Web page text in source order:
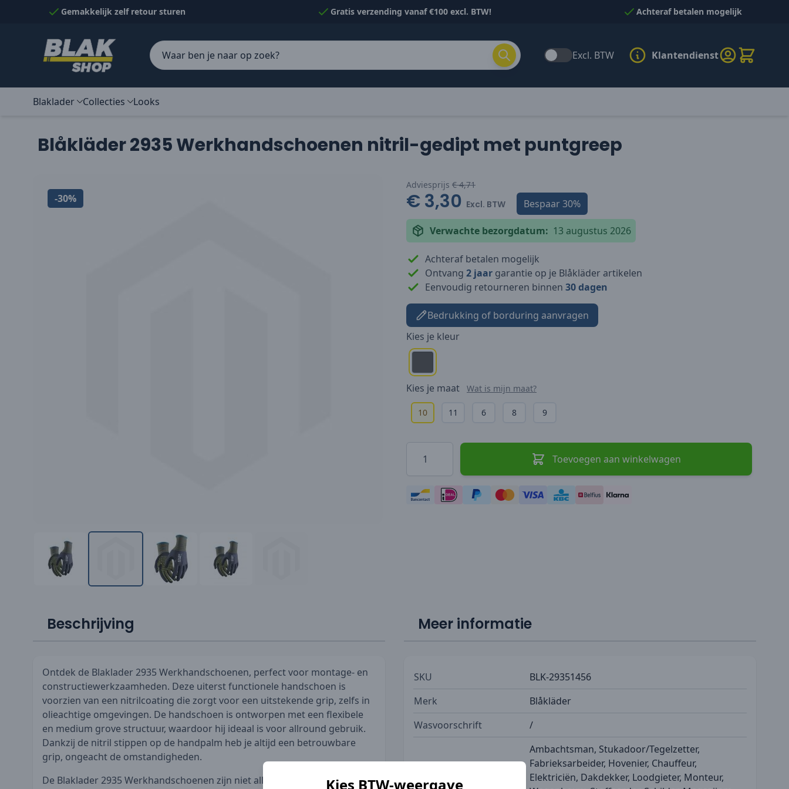
Naar inhoud gaan
Kies BTW-weergave
Gemakkelijk zelf retour sturen Gratis verzending vanaf €100 excl. BTW! Achteraf betalen mogelijk
Excl. BTW Klantendienst
Blaklader Collecties Looks
Blåkläder 2935 Werkhandschoenen nitril-gedipt met puntgreep
-30%
Adviesprijs € 4,71
€ 3,30 Excl. BTW Bespaar30%
Verwachte bezorgdatum: 13 augustus 2026
Achteraf betalen mogelijk
Ontvang 2 jaar garantie op je Blåkläder artikelen
Eenvoudig retourneren binnen 30 dagen
Bedrukking of borduring aanvragen
Kies je kleur
Kies je maat Wat is mijn maat?
10 11 6 8 9
Hoeveelheid
Toevoegen aan winkelwagen
Beschrijving
Ontdek de Blaklader 2935 Werkhandschoenen, perfect voor montage- en
constructiewerkzaamheden. Deze uiterst functionele handschoen is
voorzien van een nitrilcoating die zorgt voor een uitstekende grip, zelfs in
olieachtige omgevingen. De handschoen is ontworpen met een flexibele
en medium grove structuur, waardoor hij ideaal is voor allround gebruik.
Dankzij de nitril stippen op de handpalm heb je altijd een betrouwbare
grip, ongeacht de omstandigheden.
De Blaklader 2935 Werkhandschoenen zijn niet alleen praktisch, maar ook
Meer informatie
SKU
BLK-29351456
Merk
Blåkläder
Wasvoorschrift
/
Ambachtsman, Stukadoor/Tegelzetter,
Fabrieksarbeider, Hovenier, Chauffeur,
Elektriciën, Dakdekker, Loodgieter, Monteur,